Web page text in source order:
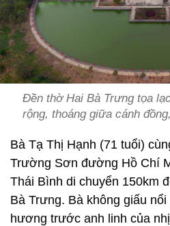
Đền thờ Hai Bà Trưng tọa
rộng, thoáng giữa cánh
Bà Tạ Thị Hạnh (71 tuổi)
Trường Sơn đường Hồ Chí
Thái Bình di chuyển 150km
Bà Trưng. Bà không giấu
hương trước anh linh của